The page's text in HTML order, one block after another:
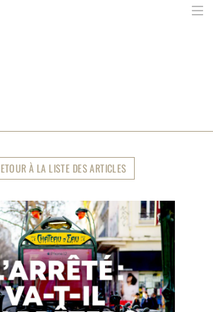
À LA LISTE DES ARTICLES